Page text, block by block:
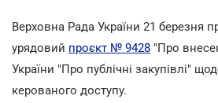
Верховна Рада України 21 березня
урядовий проєкт № 9428 "Про
України "Про публічні закупівлі"
керованого доступу.